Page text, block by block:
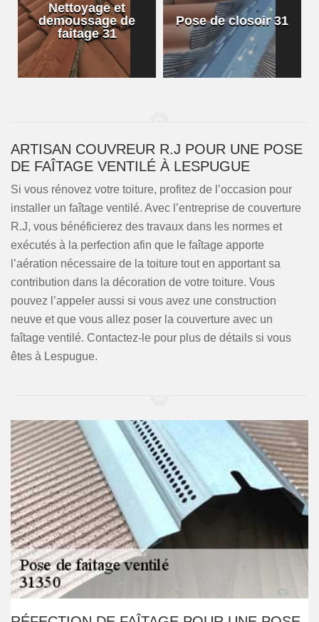
Nettoyage et
demoussage de
faitage 31
Pose de closoir 31
ARTISAN COUVREUR R.J POUR UNE POSE
DE FAÎTAGE VENTILÉ À LESPUGUE
Si vous rénovez votre toiture, profitez de l’occasion pour
installer un faîtage ventilé. Avec l’entreprise de couverture
R.J, vous bénéficierez des travaux dans les normes et
exécutés à la perfection afin que le faîtage apporte
l’aération nécessaire de la toiture tout en apportant sa
contribution dans la décoration de votre toiture. Vous
pouvez l’appeler aussi si vous avez une construction
neuve et que vous allez poser la couverture avec un
faîtage ventilé. Contactez-le pour plus de détails si vous
êtes à Lespugue.